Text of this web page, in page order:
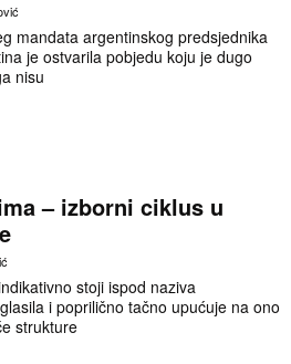
mandata argentinskog predsjednika
je ostvarila pobjedu koju je dugo
nisu
– izborni ciklus u
stoji ispod naziva
i poprilično tačno upućuje na ono
strukture